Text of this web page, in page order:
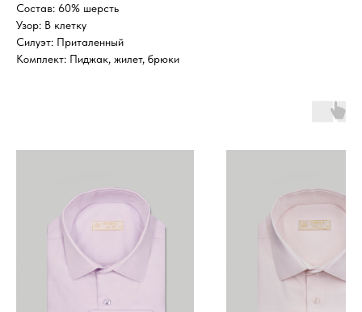
Состав: 60% шерсть
Узор: В клетку
Силуэт: Приталенный
Комплект: Пиджак, жилет, брюки